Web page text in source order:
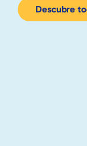
Descubre